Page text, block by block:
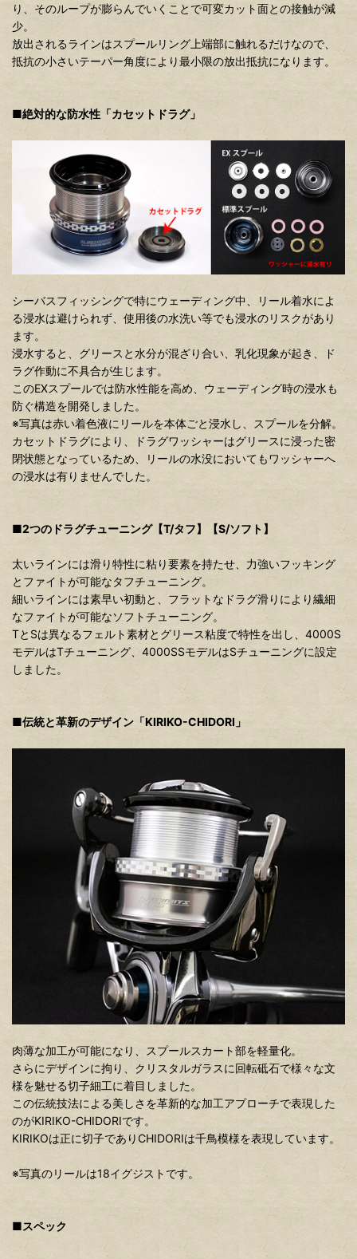
り、そのループが膨らんでいくことで可変カット面との接触が減
少。
放出されるラインはスプールリング上端部に触れるだけなので、
抵抗の小さいテーパー角度により最小限の放出抵抗になります。
■絶対的な防水性「カセットドラグ」
シーバスフィッシングで特にウェーディング中、リール着水によ
る浸水は避けられず、使用後の水洗い等でも浸水のリスクがあり
ます。
浸水すると、グリースと水分が混ざり合い、乳化現象が起き、ド
ラグ作動に不具合が生じます。
このEXスプールでは防水性能を高め、ウェーディング時の浸水も
防ぐ構造を開発しました。
※写真は赤い着色液にリールを本体ごと浸水し、スプールを分解。
カセットドラグにより、ドラグワッシャーはグリースに浸った密
閉状態となっているため、リールの水没においてもワッシャーへ
の浸水は有りませんでした。
■2つのドラグチューニング【T/タフ】【S/ソフト】
太いラインには滑り特性に粘り要素を持たせ、力強いフッキング
とファイトが可能なタフチューニング。
細いラインには素早い初動と、フラットなドラグ滑りにより繊細
なファイトが可能なソフトチューニング。
TとSは異なるフェルト素材とグリース粘度で特性を出し、4000S
モデルはTチューニング、4000SSモデルはSチューニングに設定
しました。
■伝統と革新のデザイン「KIRIKO-CHIDORI」
肉薄な加工が可能になり、スプールスカート部を軽量化。
さらにデザインに拘り、クリスタルガラスに回転砥石で様々な文
様を魅せる切子細工に着目しました。
この伝統技法による美しさを革新的な加工アプローチで表現した
のがKIRIKO-CHIDORIです。
KIRIKOは正に切子でありCHIDORIは千鳥模様を表現しています。
※写真のリールは18イグジストです。
■スペック